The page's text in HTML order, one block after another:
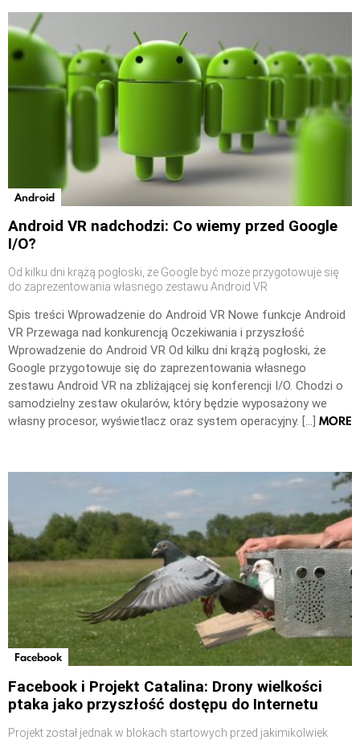
Android
Android VR nadchodzi: Co wiemy przed Google
I/O?
Od kilku dni krążą pogłoski, że Google być może przygotowuje się
do zaprezentowania własnego zestawu Android VR
Spis treści Wprowadzenie do Android VR Nowe funkcje Android
VR Przewaga nad konkurencją Oczekiwania i przyszłość
Wprowadzenie do Android VR Od kilku dni krążą pogłoski, że
Google przygotowuje się do zaprezentowania własnego
zestawu Android VR na zbliżającej się konferencji I/O. Chodzi o
samodzielny zestaw okularów, który będzie wyposażony we
własny procesor, wyświetlacz oraz system operacyjny. […] MORE
Facebook
Facebook i Projekt Catalina: Drony wielkości
ptaka jako przyszłość dostępu do Internetu
Projekt został jednak w blokach startowych przed jakimikolwiek